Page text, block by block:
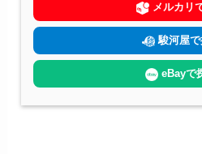
メルカリ
駿河屋で
eBayで